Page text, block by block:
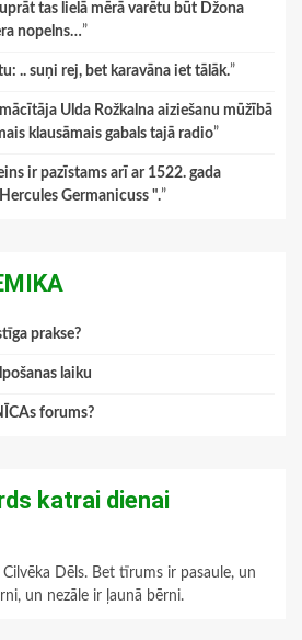
tas lielā mērā varētu būt Džona
nopelns…”
.. suņi rej, bet karavāna iet tālāk.”
Ulda Rožkalna aiziešanu mūžībā
klausāmais gabals tajā radio”
ir pazīstams arī ar 1522. gada
Germanicuss ".”
prakse?
laiku
forums?
katrai dienai
Cilvēka Dēls. Bet tīrums ir pasaule, un
un nezāle ir ļaunā bērni.